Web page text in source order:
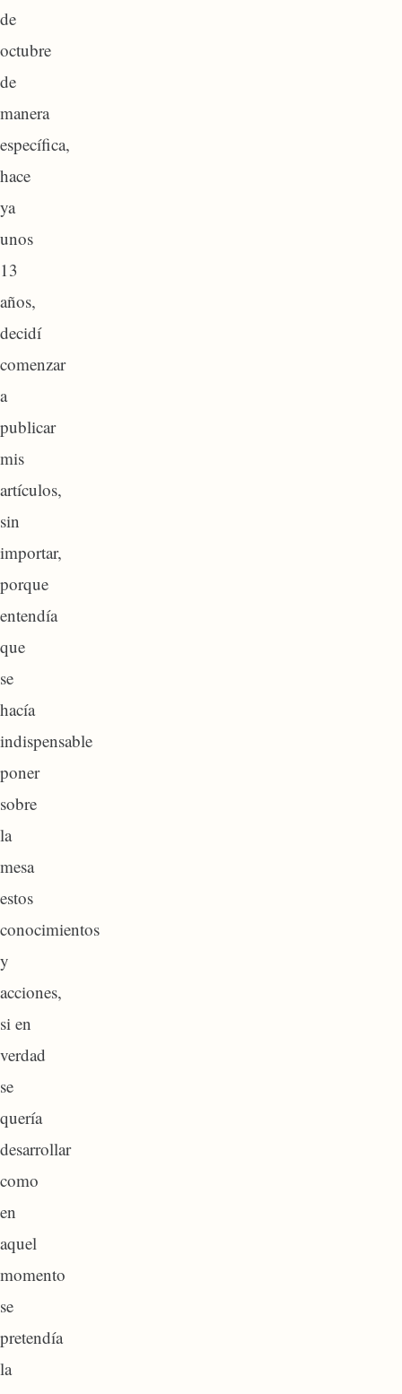
de
octubre
de
manera
específica,
hace
ya
unos
13
años,
decidí
comenzar
a
publicar
mis
artículos,
sin
importar,
porque
entendía
que
se
hacía
indispensable
poner
sobre
la
mesa
estos
conocimientos
y
acciones,
si en
verdad
se
quería
desarrollar
como
en
aquel
momento
se
pretendía
la